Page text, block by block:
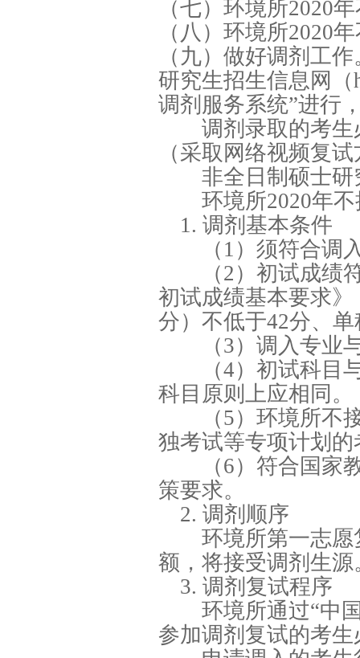
（七）环境所2020
（八）环境所2020
（九）做好调剂工
研究生招生信息网（
调剂服务系统”进行
调剂录取的考生
（采取网络视频复
非全日制硕士研
环境所2020年不
1. 调剂基本条件
（1）须符合调入
（2）初试成绩符
初试成绩基本要求
分）不低于42分、
（3）调入专业与
（4）初试科目与
科目原则上应相同。
（5）环境所不接
独考试等专项计划
（6）符合国家教
策要求。
2. 调剂顺序
环境所第一志愿
额，将接受调剂生源
3. 调剂复试程序
环境所通过“中国
参加调剂复试的考